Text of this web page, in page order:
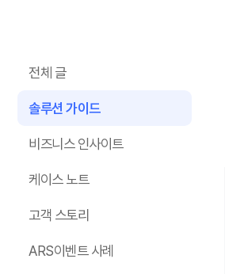
전체 글
솔루션 가이드
비즈니스 인사이트
케이스 노트
고객 스토리
ARS이벤트 사례